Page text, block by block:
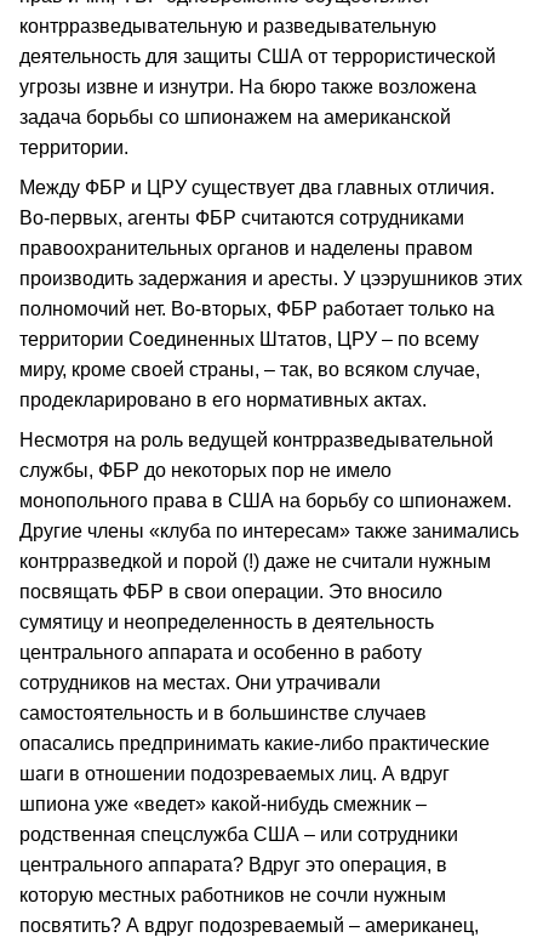
контрразведывательную и разведывательную
деятельность для защиты США от террористической
угрозы извне и изнутри. На бюро также возложена
задача борьбы со шпионажем на американской
территории.
Между ФБР и ЦРУ существует два главных отличия.
Во-первых, агенты ФБР считаются сотрудниками
правоохранительных органов и наделены правом
производить задержания и аресты. У цээрушников этих
полномочий нет. Во-вторых, ФБР работает только на
территории Соединенных Штатов, ЦРУ – по всему
миру, кроме своей страны, – так, во всяком случае,
продекларировано в его нормативных актах.
Несмотря на роль ведущей контрразведывательной
службы, ФБР до некоторых пор не имело
монопольного права в США на борьбу со шпионажем.
Другие члены «клуба по интересам» также занимались
контрразведкой и порой (!) даже не считали нужным
посвящать ФБР в свои операции. Это вносило
сумятицу и неопределенность в деятельность
центрального аппарата и особенно в работу
сотрудников на местах. Они утрачивали
самостоятельность и в большинстве случаев
опасались предпринимать какие-либо практические
шаги в отношении подозреваемых лиц. А вдруг
шпиона уже «ведет» какой-нибудь смежник –
родственная спецслужба США – или сотрудники
центрального аппарата? Вдруг это операция, в
которую местных работников не сочли нужным
посвятить? А вдруг подозреваемый – американец,